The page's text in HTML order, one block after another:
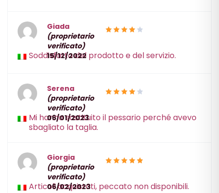
4
Giada
(proprietario
verificato)
15/12/2022
Soddisfatta del prodotto e del servizio.
4
Serena
(proprietario
verificato)
06/01/2023
Mi hanno sostituito il pessario perché avevo
sbagliato la taglia.
su 5
Giorgia
(proprietario
verificato)
06/02/2023
Articoli acquistati, peccato non disponibili.